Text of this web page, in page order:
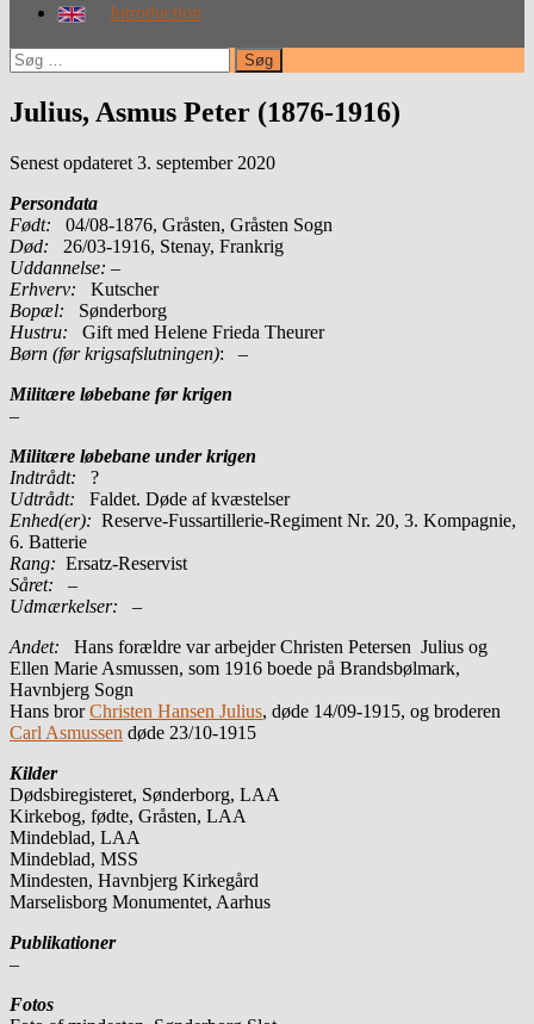
Introduction
Søg
efter:
Julius, Asmus Peter (1876-1916)
Senest opdateret 3. september 2020
Persondata
Født: 04/08-1876, Gråsten, Gråsten Sogn
Død: 26/03-1916, Stenay, Frankrig
Uddannelse: –
Erhverv: Kutscher
Bopæl: Sønderborg
Hustru: Gift med Helene Frieda Theurer
Børn (før krigsafslutningen): –
Militære løbebane før krigen
–
Militære løbebane under krigen
Indtrådt: ?
Udtrådt: Faldet. Døde af kvæstelser
Enhed(er): Reserve-Fussartillerie-Regiment Nr. 20, 3. Kompagnie,
6. Batterie
Rang: Ersatz-Reservist
Såret: –
Udmærkelser: –
Andet: Hans forældre var arbejder Christen Petersen Julius og
Ellen Marie Asmussen, som 1916 boede på Brandsbølmark,
Havnbjerg Sogn
Hans brorChristen Hansen Julius, døde 14/09-1915, og broderen
Carl Asmussen døde 23/10-1915
Kilder
Dødsbiregisteret, Sønderborg, LAA
Kirkebog, fødte, Gråsten, LAA
Mindeblad, LAA
Mindeblad, MSS
Mindesten, Havnbjerg Kirkegård
Marselisborg Monumentet, Aarhus
Publikationer
–
Fotos